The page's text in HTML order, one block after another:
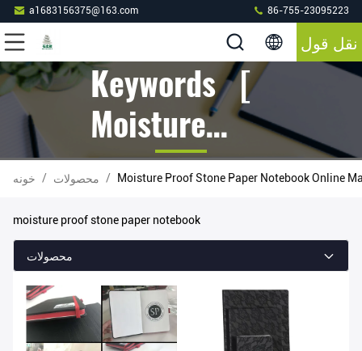
a1683156375@163.com 86-755-23095223
نقل قول
Keywords [
Moisture
Proof Stone
Paper
Notebook ]
Match 43
محصولات
خونه / محصولات / Moisture Proof Stone Paper Notebook Online
moisture proof stone paper notebook
محصولات